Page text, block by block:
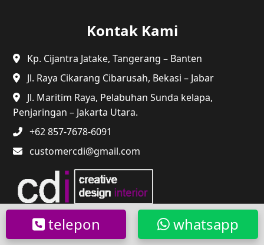
Kontak Kami
Kp. Cijantra Jatake, Tangerang – Banten
Jl. Raya Cikarang Cibarusah, Bekasi – Jabar
Jl. Maritim Raya, Pelabuhan Sunda kelapa,
Penjaringan – Jakarta Utara.
+62 857-7678-6091
customercdi@gmail.com
whatsapp
telepon